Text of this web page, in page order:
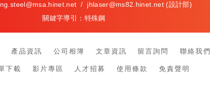
/ jhlaser@ms82.hinet.net(設計部)
關鍵字導引： 特殊鋼
產品資訊 公司相簿 文章資訊 留言詢問 聯絡我們
下載 影片專區 人才招募 使用條款 免責聲明